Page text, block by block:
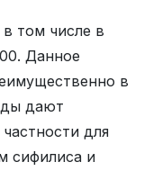
том числе в
Данное
в
дают
для
сифилиса и